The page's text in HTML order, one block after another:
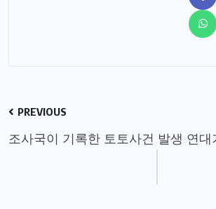
PREVIOUS
조사국이 기록한 토토사건 발생 연대